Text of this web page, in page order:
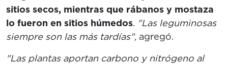
sitios secos, mientras que rábanos y mostaza
lo fueron en sitios húmedos. "Las leguminosas
siempre son las más tardías", agregó.
"Las plantas aportan carbono y nitrógeno al